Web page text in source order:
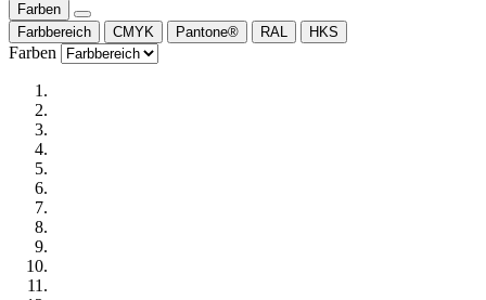
Farben
Farbbereich
CMYK Pantone® RAL HKS
Farben